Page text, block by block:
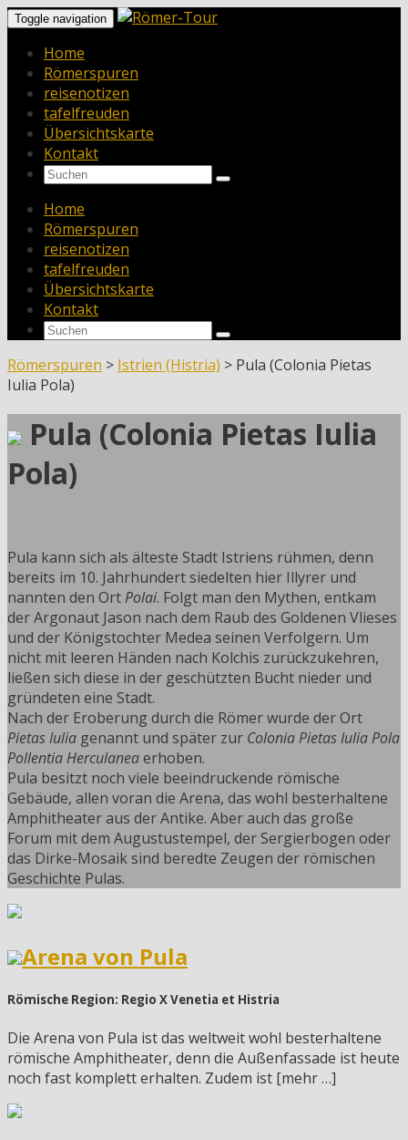
Toggle navigation
Home
Römerspuren
reisenotizen
tafelfreuden
Übersichtskarte
Kontakt
Home
Römerspuren
reisenotizen
tafelfreuden
Übersichtskarte
Kontakt
Römerspuren > Istrien (Histria) > Pula (Colonia Pietas
Iulia Pola)
Pula (Colonia Pietas Iulia
Pola)
Pula kann sich als älteste Stadt Istriens rühmen, denn
bereits im 10. Jahrhundert siedelten hier Illyrer und
nannten den OrtPolai. Folgt man den Mythen, entkam
der Argonaut Jason nach dem Raub des Goldenen Vlieses
und der Königstochter Medea seinen Verfolgern. Um
nicht mit leeren Händen nach Kolchis zurückzukehren,
ließen sich diese in der geschützten Bucht nieder und
gründeten eine Stadt.
Nach der Eroberung durch die Römer wurde der Ort
Pietas Iulia genannt und später zur Colonia Pietas Iulia Pola
Pollentia Herculaneaerhoben.
Pula besitzt noch viele beeindruckende römische
Gebäude, allen voran die Arena, das wohl besterhaltene
Amphitheater aus der Antike. Aber auch das große
Forum mit dem Augustustempel, der Sergierbogen oder
das Dirke-Mosaik sind beredte Zeugen der römischen
Geschichte Pulas.
Arena von Pula
Römische Region: Regio X Venetia et Histria
Die Arena von Pula ist das weltweit wohl besterhaltene
römische Amphitheater, denn die Außenfassade ist heute
noch fast komplett erhalten. Zudem ist [mehr …]